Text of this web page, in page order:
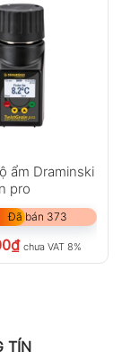
ẩm Draminski
pro
Đã bán 373
₫ chưa VAT 8%
TÍN